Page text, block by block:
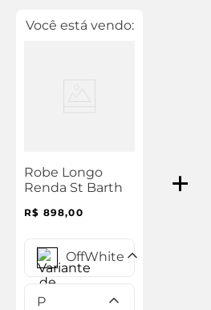
Você está vendo:
Robe Longo
Renda St Barth
R$ 898,00
OffWhite
P